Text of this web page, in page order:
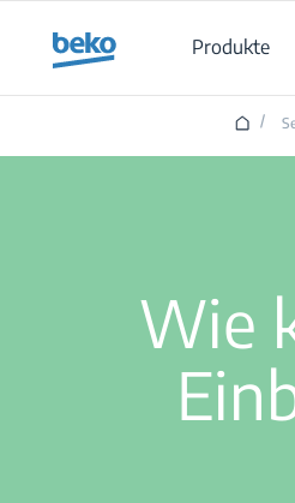
Produkte
/
Wie